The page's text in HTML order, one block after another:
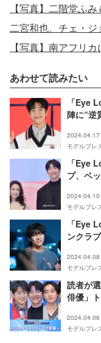
二宮和也、チェ・
あわせて読みたい
「Eye
陣に“逆
2024.04.17
モデルプレ
「Eye
プ、ベ
2024.04.10
モデルプレ
「Eye
ンクラ
モデルプレ
読者が
俳優」
2024.04.06
モデルプレ